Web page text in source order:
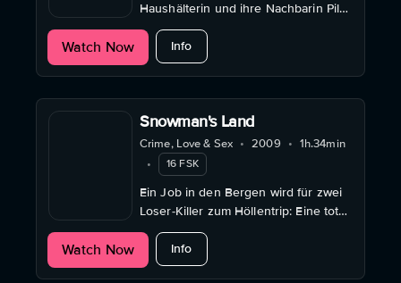
Haushälterin und ihre Nachbarin Pilar
leben im gleichen Wohnhaus in
Lissabon. Als Aurora stirbt, erfahren
die anderen zwei von einem
Watch Now Infoabout Tabu - Eine Geschichte von
Snowman's Land
Crime, Love & Sex • 2009 • 1h.34min
•
16 FSK
Ein Job in den Bergen wird für zwei
Loser-Killer zum Höllentrip: Eine tote
Frau, viel Schnee und noch mehr
Dummheit.
Watch Now Infoabout Snowman's Land